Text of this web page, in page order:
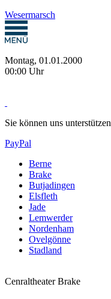
Wesermarsch
Montag, 01.01.2000
00:00 Uhr
Sie können uns unterstützen
PayPal
Berne
Brake
Butjadingen
Elsfleth
Jade
Lemwerder
Nordenham
Ovelgönne
Stadland
Cenraltheater Brake